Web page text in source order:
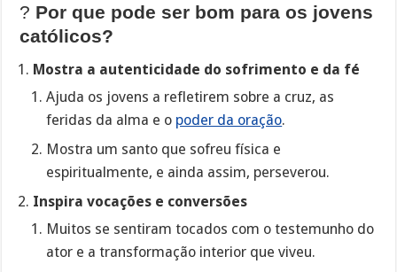
? Por que pode ser bom para os jovens
católicos?
Mostra a autenticidade do sofrimento e da fé
Ajuda os jovens a refletirem sobre a cruz, as
feridas da alma e o poder da oração.
Mostra um santo que sofreu física e
espiritualmente, e ainda assim, perseverou.
Inspira vocações e conversões
Muitos se sentiram tocados com o testemunho do
ator e a transformação interior que viveu.